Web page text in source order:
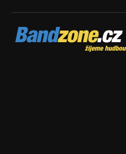
Bandzone.cz
žijeme hudbou